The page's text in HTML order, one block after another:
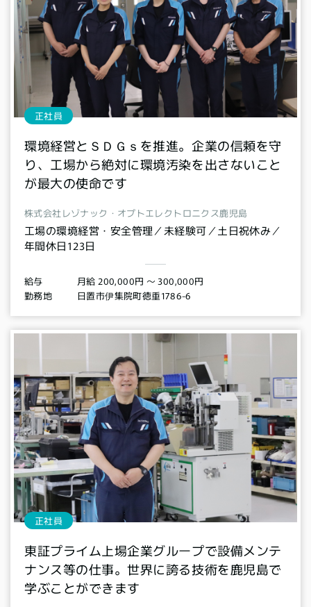
正社員
環境経営とＳＤＧｓを推進。企業の信頼を守
り、工場から絶対に環境汚染を出さないこと
が最大の使命です
株式会社レゾナック・オプトエレクトロニクス鹿児島
工場の環境経営・安全管理／未経験可／土日祝休み／
年間休日123日
給与 月給 200,000円 〜 300,000円
勤務地 日置市伊集院町徳重1786-6
正社員
東証プライム上場企業グループで設備メンテ
ナンス等の仕事。世界に誇る技術を鹿児島で
学ぶことができます